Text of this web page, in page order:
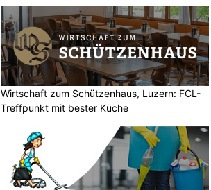
Wirtschaft zum Schützenhaus, Luzern: FCL-
Treffpunkt mit bester Küche